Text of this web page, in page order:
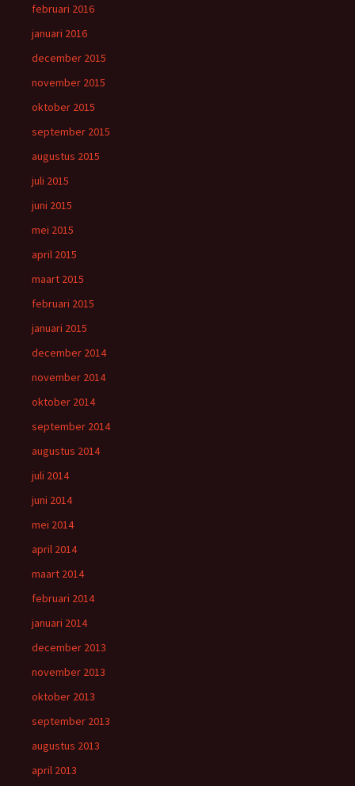
februari 2016
januari 2016
december 2015
november 2015
oktober 2015
september 2015
augustus 2015
juli 2015
juni 2015
mei 2015
april 2015
maart 2015
februari 2015
januari 2015
december 2014
november 2014
oktober 2014
september 2014
augustus 2014
juli 2014
juni 2014
mei 2014
april 2014
maart 2014
februari 2014
januari 2014
december 2013
november 2013
oktober 2013
september 2013
augustus 2013
april 2013